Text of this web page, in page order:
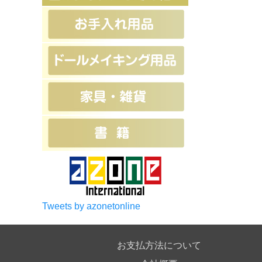
Tweets by azonetonline
お支払方法について